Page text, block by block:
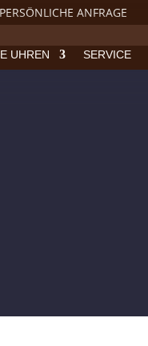
PERSÖNLICHE ANFRAGE
UHREN SERVICE